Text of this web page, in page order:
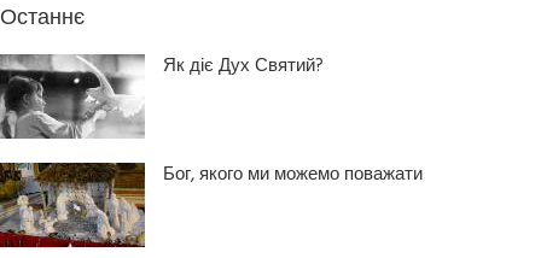
Останнє
Як діє Дух Святий?
Бог, якого ми можемо поважати